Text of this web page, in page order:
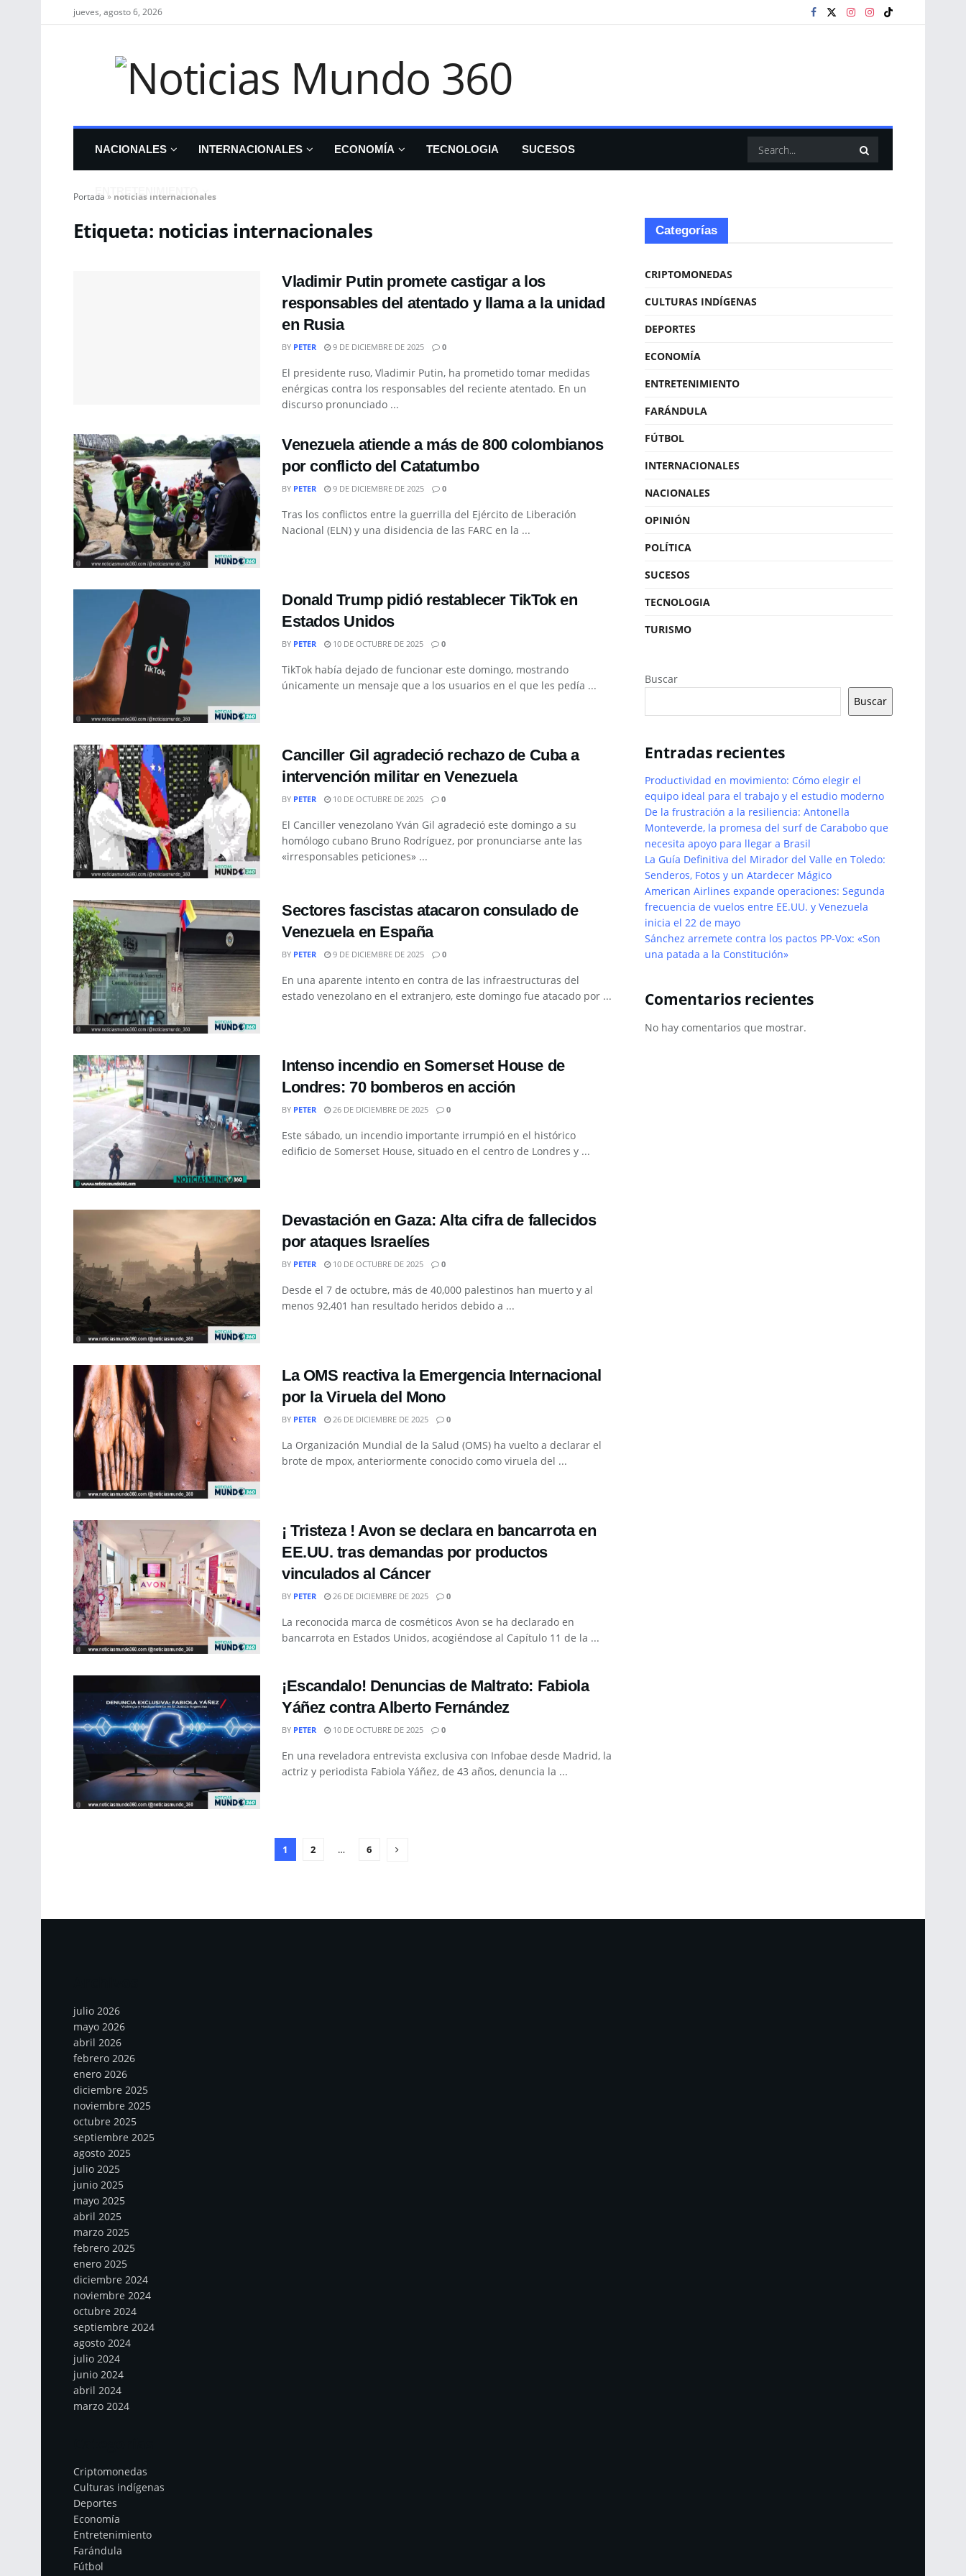
jueves, agosto 6, 2026
NACIONALES INTERNACIONALES ECONOMÍA TECNOLOGIA SUCESOS
ENTRETENIMIENTO
Portada » noticias internacionales
Etiqueta: noticias internacionales
Vladimir Putin promete castigar a los
responsables del atentado y llama a la unidad
en Rusia
BY PETER 9 DE DICIEMBRE DE 2025 0
El presidente ruso, Vladimir Putin, ha prometido tomar medidas
enérgicas contra los responsables del reciente atentado. En un
discurso pronunciado ...
Venezuela atiende a más de 800 colombianos
por conflicto del Catatumbo
BY PETER 9 DE DICIEMBRE DE 2025 0
Tras los conflictos entre la guerrilla del Ejército de Liberación
Nacional (ELN) y una disidencia de las FARC en la ...
Donald Trump pidió restablecer TikTok en
Estados Unidos
BY PETER 10 DE OCTUBRE DE 2025 0
TikTok había dejado de funcionar este domingo, mostrando
únicamente un mensaje que a los usuarios en el que les pedía ...
Canciller Gil agradeció rechazo de Cuba a
intervención militar en Venezuela
BY PETER 10 DE OCTUBRE DE 2025 0
El Canciller venezolano Yván Gil agradeció este domingo a su
homólogo cubano Bruno Rodríguez, por pronunciarse ante las
«irresponsables peticiones» ...
Sectores fascistas atacaron consulado de
Venezuela en España
BY PETER 9 DE DICIEMBRE DE 2025 0
En una aparente intento en contra de las infraestructuras del
estado venezolano en el extranjero, este domingo fue atacado por ...
Intenso incendio en Somerset House de
Londres: 70 bomberos en acción
BY PETER 26 DE DICIEMBRE DE 2025 0
Este sábado, un incendio importante irrumpió en el histórico
edificio de Somerset House, situado en el centro de Londres y ...
Devastación en Gaza: Alta cifra de fallecidos
por ataques Israelíes
BY PETER 10 DE OCTUBRE DE 2025 0
Desde el 7 de octubre, más de 40,000 palestinos han muerto y al
menos 92,401 han resultado heridos debido a ...
La OMS reactiva la Emergencia Internacional
por la Viruela del Mono
BY PETER 26 DE DICIEMBRE DE 2025 0
La Organización Mundial de la Salud (OMS) ha vuelto a declarar el
brote de mpox, anteriormente conocido como viruela del ...
¡ Tristeza ! Avon se declara en bancarrota en
EE.UU. tras demandas por productos
vinculados al Cáncer
BY PETER 26 DE DICIEMBRE DE 2025 0
La reconocida marca de cosméticos Avon se ha declarado en
bancarrota en Estados Unidos, acogiéndose al Capítulo 11 de la ...
¡Escandalo! Denuncias de Maltrato: Fabiola
Yáñez contra Alberto Fernández
BY PETER 10 DE OCTUBRE DE 2025 0
En una reveladora entrevista exclusiva con Infobae desde Madrid, la
actriz y periodista Fabiola Yáñez, de 43 años, denuncia la ...
1 2 … 6
Categorías
CRIPTOMONEDAS
CULTURAS INDÍGENAS
DEPORTES
ECONOMÍA
ENTRETENIMIENTO
FARÁNDULA
FÚTBOL
INTERNACIONALES
NACIONALES
OPINIÓN
POLÍTICA
SUCESOS
TECNOLOGIA
TURISMO
Buscar
Buscar
Entradas recientes
Productividad en movimiento: Cómo elegir el
equipo ideal para el trabajo y el estudio moderno
De la frustración a la resiliencia: Antonella
Monteverde, la promesa del surf de Carabobo que
necesita apoyo para llegar a Brasil
La Guía Definitiva del Mirador del Valle en Toledo:
Senderos, Fotos y un Atardecer Mágico
American Airlines expande operaciones: Segunda
frecuencia de vuelos entre EE.UU. y Venezuela
inicia el 22 de mayo
Sánchez arremete contra los pactos PP-Vox: «Son
una patada a la Constitución»
Comentarios recientes
No hay comentarios que mostrar.
julio 2026
mayo 2026
abril 2026
febrero 2026
enero 2026
diciembre 2025
noviembre 2025
octubre 2025
septiembre 2025
agosto 2025
julio 2025
junio 2025
mayo 2025
abril 2025
marzo 2025
febrero 2025
enero 2025
diciembre 2024
noviembre 2024
octubre 2024
septiembre 2024
agosto 2024
julio 2024
junio 2024
abril 2024
marzo 2024
Criptomonedas
Culturas indígenas
Deportes
Economía
Entretenimiento
Farándula
Fútbol